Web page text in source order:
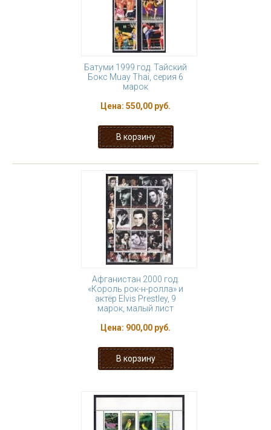
Батуми 1999 год. Тайский
Бокс Muay Thai, серия 6
марок
Цена: 550,00 руб.
Афганистан 2000 год.
«Король рок-н-ролла» и
актёр Elvis Prestley, 9
марок, малый лист
Цена: 900,00 руб.